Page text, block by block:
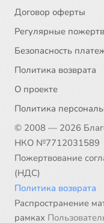
Договор оферты
Регулярные
Безопасность
Политика возврата
О проекте
Политика
© 2008 — 2026
НКО №7712031589
Пожертвование
(НДС)
Политика возврата
Распространение
рамках